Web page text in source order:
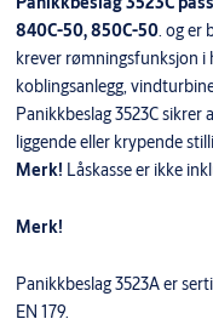
840C-50, 850C-50. og er
krever rømningsfunksjon i
koblingsanlegg,
Panikkbeslag 3523C
liggende eller krypende
Merk! Låskasse er ikke
Merk!
Panikkbeslag 3523A er
EN 179.